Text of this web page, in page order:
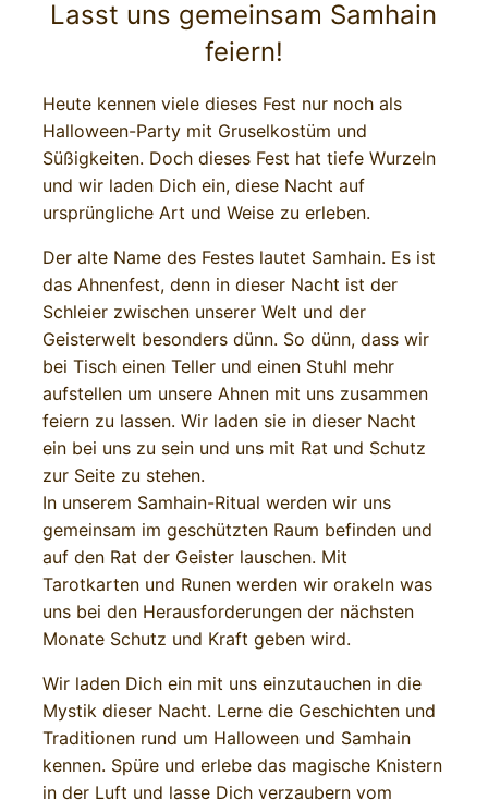
Lasst uns gemeinsam Samhain
feiern!
Heute kennen viele dieses Fest nur noch als
Halloween-Party mit Gruselkostüm und
Süßigkeiten. Doch dieses Fest hat tiefe Wurzeln
und wir laden Dich ein, diese Nacht auf
ursprüngliche Art und Weise zu erleben.
Der alte Name des Festes lautet Samhain. Es ist
das Ahnenfest, denn in dieser Nacht ist der
Schleier zwischen unserer Welt und der
Geisterwelt besonders dünn. So dünn, dass wir
bei Tisch einen Teller und einen Stuhl mehr
aufstellen um unsere Ahnen mit uns zusammen
feiern zu lassen. Wir laden sie in dieser Nacht
ein bei uns zu sein und uns mit Rat und Schutz
zur Seite zu stehen.
In unserem Samhain-Ritual werden wir uns
gemeinsam im geschützten Raum befinden und
auf den Rat der Geister lauschen. Mit
Tarotkarten und Runen werden wir orakeln was
uns bei den Herausforderungen der nächsten
Monate Schutz und Kraft geben wird.
Wir laden Dich ein mit uns einzutauchen in die
Mystik dieser Nacht. Lerne die Geschichten und
Traditionen rund um Halloween und Samhain
kennen. Spüre und erlebe das magische Knistern
in der Luft und lasse Dich verzaubern vom